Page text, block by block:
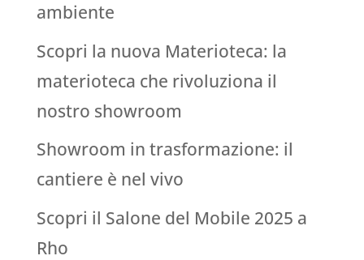
ambiente
Scopri la nuova Materioteca: la
materioteca che rivoluziona il
nostro showroom
Showroom in trasformazione: il
cantiere è nel vivo
Scopri il Salone del Mobile 2025 a
Rho